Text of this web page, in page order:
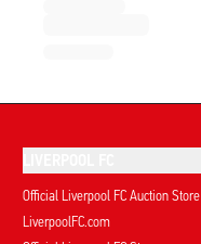
Official Liverpool FC Auction Store
LiverpoolFC.com